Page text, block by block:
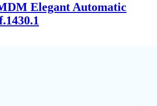
Elegant Automatic